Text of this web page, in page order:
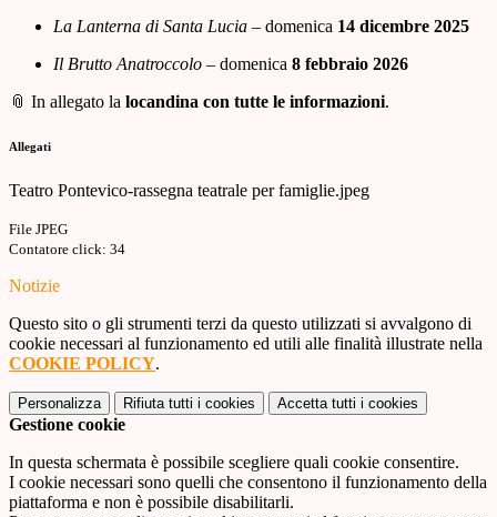
La Lanterna di Santa Lucia – domenica 14 dicembre 2025
Il Brutto Anatroccolo – domenica 8 febbraio 2026
📎 In allegato la locandina con tutte le informazioni.
Allegati
Teatro Pontevico-rassegna teatrale per famiglie.jpeg
File JPEG
Contatore click: 34
Notizie
Questo sito o gli strumenti terzi da questo utilizzati si avvalgono di
cookie necessari al funzionamento ed utili alle finalità illustrate nella
COOKIE POLICY.
Personalizza Rifiuta tutti i cookies Accetta tutti i cookies
Gestione cookie
In questa schermata è possibile scegliere quali cookie consentire.
I cookie necessari sono quelli che consentono il funzionamento della
piattaforma e non è possibile disabilitarli.